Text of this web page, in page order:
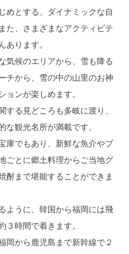
めとする、ダイナミックな自
た、さまざまなアクティビテ
あります。
気候のエリアから、雪も降る
チから、雪の中の山里のお神
ョンが楽しめます。
する見どころも多岐に渡り、
な観光名所が満載です。
庫でもあり、新鮮な魚介やブ
ごとに郷土料理からご当地グ
酎まで堪能することができま
ように、韓国から福岡には飛
３時間で着きます。
岡から鹿児島まで新幹線で２